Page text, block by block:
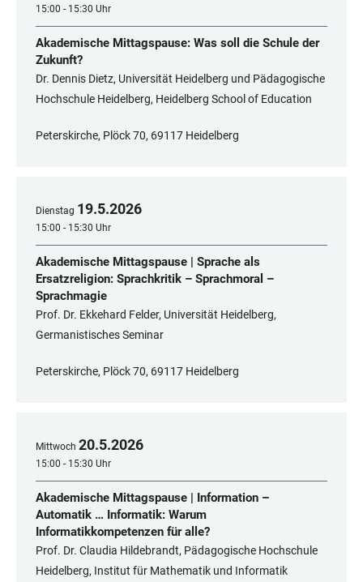
15:00 - 15:30 Uhr
Akademische Mittagspause: Was soll die Schule der
Zukunft?
Dr. Dennis Dietz, Universität Heidelberg und Pädagogische
Hochschule Heidelberg, Heidelberg School of Education
Peterskirche, Plöck 70, 69117 Heidelberg
Dienstag 19.5.2026
15:00 - 15:30 Uhr
Akademische Mittagspause | Sprache als
Ersatzreligion: Sprachkritik – Sprachmoral –
Sprachmagie
Prof. Dr. Ekkehard Felder, Universität Heidelberg,
Germanistisches Seminar
Peterskirche, Plöck 70, 69117 Heidelberg
Mittwoch 20.5.2026
15:00 - 15:30 Uhr
Akademische Mittagspause | Information –
Automatik … Informatik: Warum
Informatikkompetenzen für alle?
Prof. Dr. Claudia Hildebrandt, Pädagogische Hochschule
Heidelberg, Institut für Mathematik und Informatik